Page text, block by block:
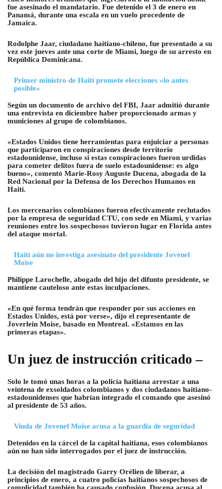
fue asesinado el mandatario. Fue detenido el 3 de enero en
Panamá, durante una escala en un vuelo procedente de
Jamaica.
Rodolphe Jaar, ciudadano haitiano-chileno, fue presentado a su
vez este jueves ante una corte de Miami, luego de su arresto en
República Dominicana.
Primer ministro de Haití promete elecciones «lo antes
posible»
Según un documento de archivo del FBI, Jaar admitió durante
una entrevista en diciembre haber proporcionado armas y
municiones al grupo de colombianos.
«Estados Unidos tiene herramientas para enjuiciar a personas
que participaron en conspiraciones desde territorio
estadounidense, incluso si estas conspiraciones fueron urdidas
para cometer delitos fuera de suelo estadounidense: es algo
bueno», comentó Marie-Rosy Auguste Ducena, abogada de la
Red Nacional por la Defensa de los Derechos Humanos en
Haití.
Los mercenarios colombianos fueron efectivamente reclutados
por la empresa de seguridad CTU, con sede en Miami, y varias
reuniones entre los sospechosos tuvieron lugar en Florida antes
del ataque mortal.
Haití aún no investiga asesinato del presidente Jovenel
Moïse
Philippe Larochelle, abogado del hijo del difunto presidente, se
mantiene cauteloso ante estas inculpaciones.
«En qué forma tendrán que responder por sus acciones en
Estados Unidos, está por verse», dijo el representante de
Joverlein Moise, basado en Montreal. «Estamos en las
primeras etapas».
Un juez de instrucción criticado –
Solo le tomó unas horas a la policía haitiana arrestar a una
veintena de exsoldados colombianos y dos ciudadanos haitiano-
estadounidenses que habrían integrado el comando que asesinó
al presidente de 53 años.
Viuda de Jovenel Moise acusa a la guardia de seguridad
Detenidos en la cárcel de la capital haitiana, esos colombianos
aún no han sido interrogados por el juez de instrucción.
La decisión del magistrado Garry Orélien de liberar, a
principios de enero, a cuatro policías haitianos sospechosos de
complicidad también ha causado confusión. Ducena acusa al